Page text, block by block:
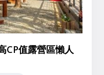
CP值露營區懶人